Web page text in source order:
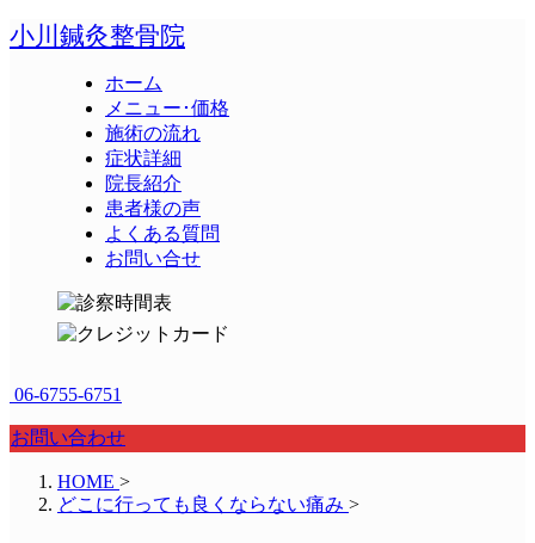
小川鍼灸整骨院
ホーム
メニュー･価格
施術の流れ
症状詳細
院長紹介
患者様の声
よくある質問
お問い合せ
06-6755-6751
お問い合わせ
HOME >
どこに行っても良くならない痛み >